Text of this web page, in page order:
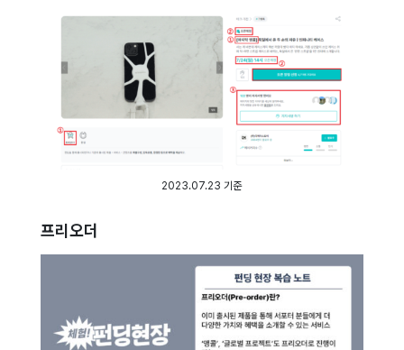
2023.07.23 기준
프리오더